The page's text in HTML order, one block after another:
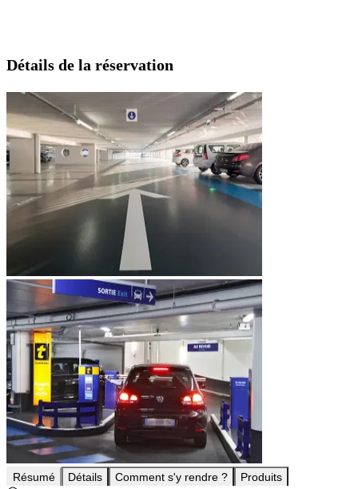
Détails de la réservation
Résumé Détails Comment s'y rendre ? Produits